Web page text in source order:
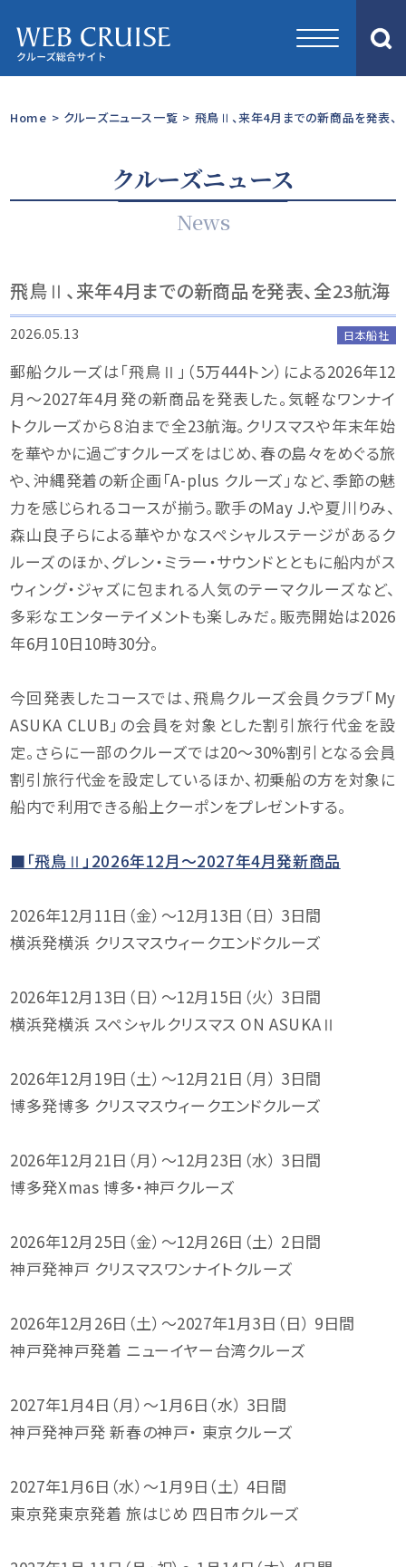
Home > クルーズニュース一覧 > 飛鳥Ⅱ、来年4月までの新商品を発表、
クルーズニュース
News
飛鳥Ⅱ、来年4月までの新商品を発表、全23航海
2026.05.13 日本船社
郵船クルーズは「飛鳥Ⅱ」（5万444トン）による2026年12
月～2027年4月発の新商品を発表した。気軽なワンナイ
トクルーズから８泊まで全23航海。クリスマスや年末年始
を華やかに過ごすクルーズをはじめ、春の島々をめぐる旅
や、沖縄発着の新企画「A-plus クルーズ」など、季節の魅
力を感じられるコースが揃う。歌手のMay J.や夏川りみ、
森山良子らによる華やかなスペシャルステージがあるク
ルーズのほか、グレン・ミラー・サウンドとともに船内がス
ウィング・ジャズに包まれる人気のテーマクルーズなど、
多彩なエンターテイメントも楽しみだ。販売開始は2026
年6月10日10時30分。
今回発表したコースでは、飛鳥クルーズ会員クラブ「My
ASUKA CLUB」の会員を対象とした割引旅行代金を設
定。さらに一部のクルーズでは20～30%割引となる会員
割引旅行代金を設定しているほか、初乗船の方を対象に
船内で利用できる船上クーポンをプレゼントする。
■「飛鳥Ⅱ」2026年12月～2027年4月発新商品
2026年12月11日（金）～12月13日（日） 3日間
横浜発横浜 クリスマスウィークエンドクルーズ
2026年12月13日（日）～12月15日（火） 3日間
横浜発横浜 スペシャルクリスマス ON ASUKAⅡ
2026年12月19日（土）～12月21日（月） 3日間
博多発博多 クリスマスウィークエンドクルーズ
2026年12月21日（月）～12月23日（水） 3日間
博多発Xmas 博多・神戸クルーズ
2026年12月25日（金）～12月26日（土） 2日間
神戸発神戸 クリスマスワンナイトクルーズ
2026年12月26日（土）～2027年1月3日（日） 9日間
神戸発神戸発着 ニューイヤー台湾クルーズ
2027年1月4日（月）～1月6日（水） 3日間
神戸発神戸発 新春の神戸・ 東京クルーズ
2027年1月6日（水）～1月9日（土） 4日間
東京発東京発着 旅はじめ 四日市クルーズ